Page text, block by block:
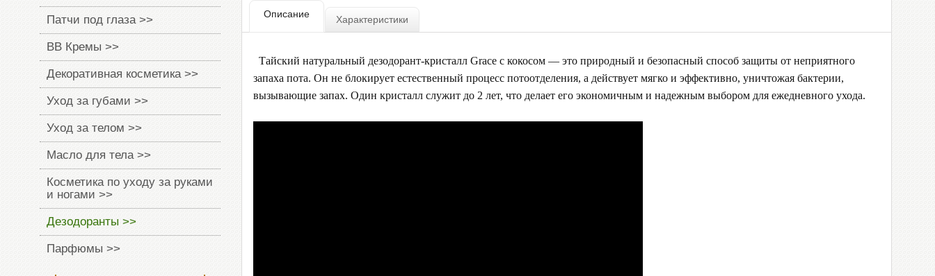
Патчи под глаза >>
BB Кремы >>
Декоративная косметика >>
Уход за губами >>
Уход за телом >>
Масло для тела >>
Косметика по уходу за руками
и ногами >>
Дезодоранты >>
Парфюмы >>
Описание Характеристики
Тайский натуральный дезодорант-кристалл Grace с кокосом — это природный и безопасный способ защиты от неприятного
запаха пота. Он не блокирует естественный процесс потоотделения, а действует мягко и эффективно, уничтожая бактерии,
вызывающие запах. Один кристалл служит до 2 лет, что делает его экономичным и надежным выбором для ежедневного ухода.